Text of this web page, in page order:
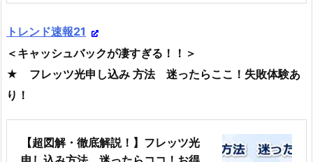
トレンド速報21
＜キャッシュバックが凄すぎる！！＞
★ フレッツ光申し込み 方法 迷ったらここ！失敗体験あ
り！
【超図解・徹底解説！】フレッツ光